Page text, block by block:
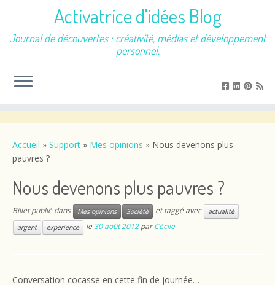
contenu
Activatrice d'idées Blog
Journal de découvertes : créativité, médias et développement
personnel.
Accueil » Support » Mes opinions » Nous devenons plus
pauvres ?
Nous devenons plus pauvres ?
Billet publié dans Mes opinions Société et taggé avec
actualité
argent
expérience le30 août 2012 parCécile
Conversation cocasse en cette fin de journée…